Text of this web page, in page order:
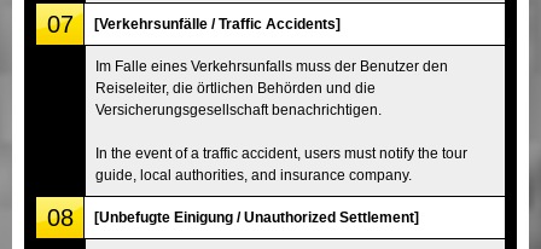
07 [Verkehrsunfälle / Traffic Accidents]
Im Falle eines Verkehrsunfalls muss der Benutzer den
Reiseleiter, die örtlichen Behörden und die
Versicherungsgesellschaft benachrichtigen.
In the event of a traffic accident, users must notify the tour
guide, local authorities, and insurance company.
08 [Unbefugte Einigung / Unauthorized Settlement]